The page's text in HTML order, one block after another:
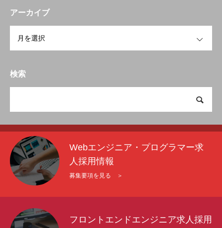
アーカイブ
検索
Webエンジニア・プログラマー求
人採用情報
募集要項を見る ＞
フロントエンドエンジニア求人採用